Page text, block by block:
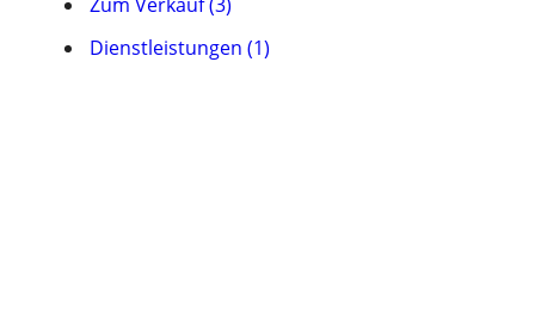
Dienstleistungen (1)